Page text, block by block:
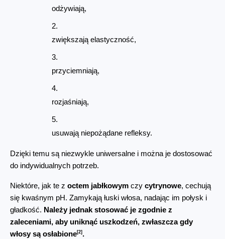
odżywiają,
zwiększają elastyczność,
przyciemniają,
rozjaśniają,
usuwają niepożądane refleksy.
Dzięki temu są niezwykle uniwersalne i można je dostosować
do indywidualnych potrzeb.
Niektóre, jak te z octem jabłkowym czy cytrynowe, cechują
się kwaśnym pH. Zamykają łuski włosa, nadając im połysk i
gładkość. Należy jednak stosować je zgodnie z
zaleceniami, aby uniknąć uszkodzeń, zwłaszcza gdy
włosy są osłabione[2] .